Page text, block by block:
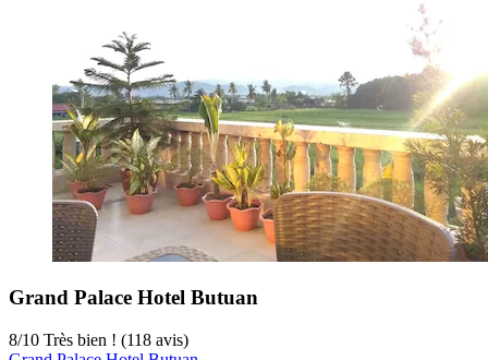
Grand Palace Hotel Butuan
8/10 Très bien ! (118 avis)